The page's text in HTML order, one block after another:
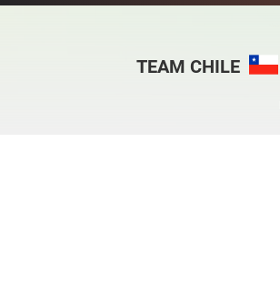
TEAM CHILE